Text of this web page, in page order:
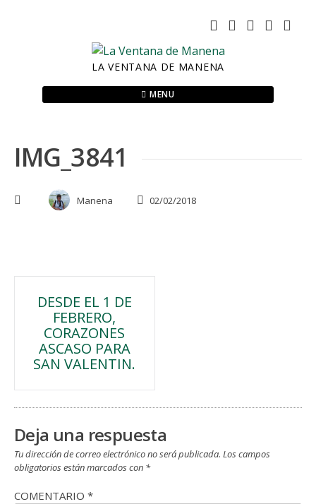
LA VENTANA DE MANENA
MENU
IMG_3841
Manena 02/02/2018
Navegación
entradas
DESDE EL 1 DE
FEBRERO,
CORAZONES
ASCASO PARA
SAN VALENTIN.
Deja una respuesta
Tu dirección de correo electrónico no será publicada. Los campos
obligatorios están marcados con *
COMENTARIO *